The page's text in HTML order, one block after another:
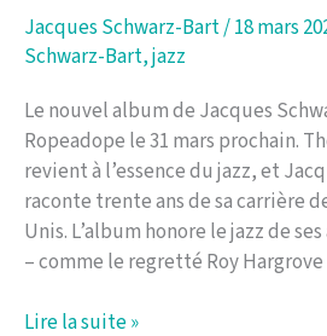
de
Jacques
Bart
et
Gregory
Privat
Jacques Schwarz-Bart/18 mars
Schwarz-Bart,jazz
Le nouvel album de Jacques
Ropeadope le 31 mars prochain.
revient à l’essence du jazz, et
raconte trente ans de sa carrière
Unis. L’album honore le jazz de
– comme le regretté Roy
The
Lire la suite »